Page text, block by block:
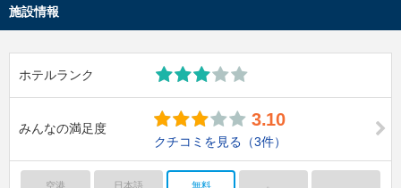
施設情報
ホテルランク
みんなの満足度 3.10
クチコミを見る （3件）
空港
日本語
無料